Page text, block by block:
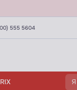
555 5604